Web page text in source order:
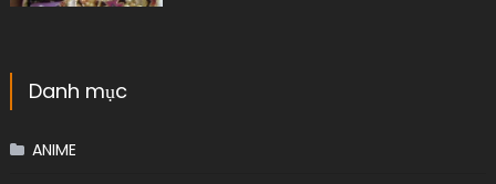
Danh mục
ANIME